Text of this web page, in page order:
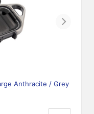
Next
Anthracite / Grey